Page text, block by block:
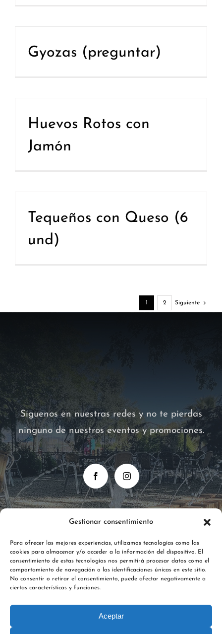
Gestionar consentimiento
Para ofrecer las mejores experiencias, utilizamos tecnologías como las
cookies para almacenar y/o acceder a la información del dispositivo. El
consentimiento de estas tecnologías nos permitirá procesar datos como el
comportamiento de navegación o las identificaciones únicas en este sitio.
No consentir o retirar el consentimiento, puede afectar negativamente a
ciertas características y funciones.
Aceptar
Gyozas (preguntar)
Huevos Rotos con
Jamón
Tequeños con Queso (6
und)
1 2 Siguiente
Síguenos en nuestras redes y no te pierdas
ninguno de nuestros eventos y promociones.